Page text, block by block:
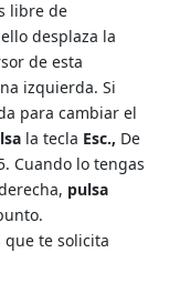
libre de
desplaza la
de esta
izquierda. Si
para cambiar el
la tecla Esc., De
Cuando lo tengas
pulsa
que te solicita